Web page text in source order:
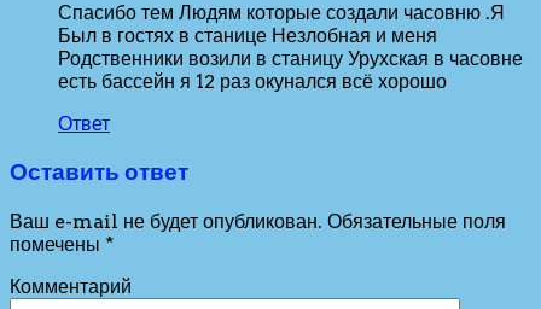
Спасибо тем Людям которые создали часовню .Я
Был в гостях в станице Незлобная и меня
Родственники возили в станицу Урухская в часовне
есть бассейн я 12 раз окунался всё хорошо
Ответ
Оставить ответ
Ваш e-mail не будет опубликован. Обязательные поля
помечены *
Комментарий